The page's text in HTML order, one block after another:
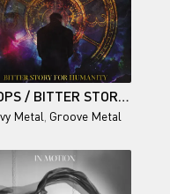
,Rock
KEOPS / BITTER STORY FOR HUMANITY
Metal Groove Metal